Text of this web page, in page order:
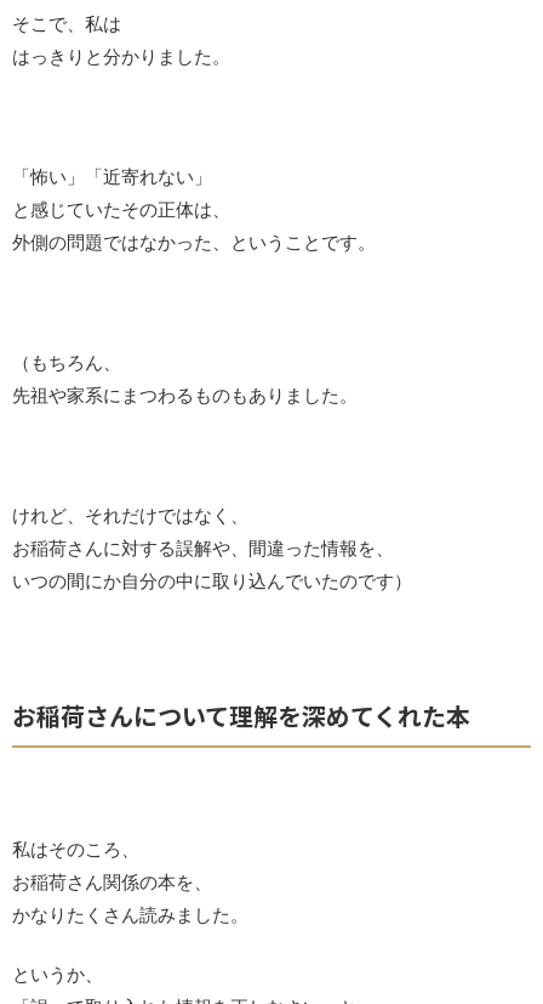
そこで、私は
はっきりと分かりました。
「怖い」「近寄れない」
と感じていたその正体は、
外側の問題ではなかった、ということです。
（もちろん、
先祖や家系にまつわるものもありました。
けれど、それだけではなく、
お稲荷さんに対する誤解や、間違った情報を、
いつの間にか自分の中に取り込んでいたのです）
お稲荷さんについて理解を深めてくれた本
私はそのころ、
お稲荷さん関係の本を、
かなりたくさん読みました。
というか、